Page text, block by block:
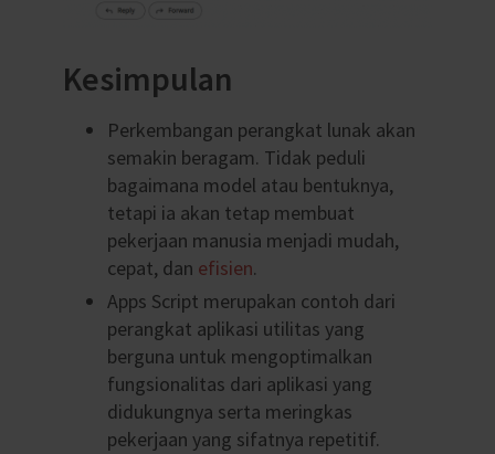
Kesimpulan
Perkembangan perangkat lunak akan
semakin beragam. Tidak peduli
bagaimana model atau bentuknya,
tetapi ia akan tetap membuat
pekerjaan manusia menjadi mudah,
cepat, dan efisien.
Apps Script merupakan contoh dari
perangkat aplikasi utilitas yang
berguna untuk mengoptimalkan
fungsionalitas dari aplikasi yang
didukungnya serta meringkas
pekerjaan yang sifatnya repetitif.